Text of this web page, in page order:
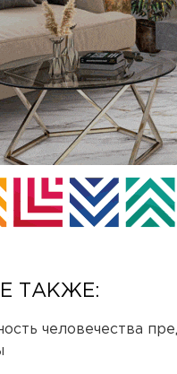
ТАКЖЕ:
человечества